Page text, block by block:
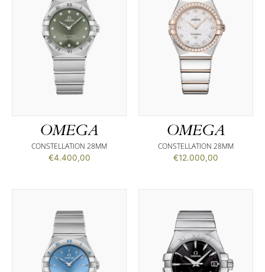
OMEGA
CONSTELLATION 28MM
€4.400,00
OMEGA
CONSTELLATION 28MM
€12.000,00